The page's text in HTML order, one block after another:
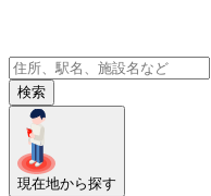
検索
現在地から探す